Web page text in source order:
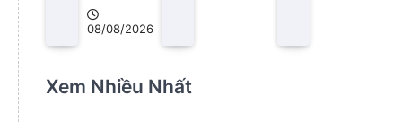
08/08/2026
Xem Nhiều Nhất